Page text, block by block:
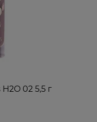
02 5,5 г